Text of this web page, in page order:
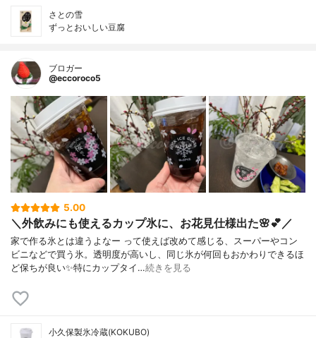
さとの雪
ずっとおいしい豆腐
ブロガー
@eccoroco5
5.00
＼外飲みにも使えるカップ氷に、お花見仕様出た🌸💕／
家で作る氷とは違うよなー って使えば改めて感じる、スーパーやコン
ビニなどで買う氷。⁡透明度が高いし、同じ氷が何回もおかわりできるほ
ど保ちが良い✨⁡特にカップタイ…続きを見る
小久保製氷冷蔵(KOKUBO)